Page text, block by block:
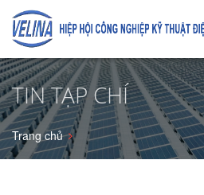
TIN TẠP CHÍ
Trang chủ